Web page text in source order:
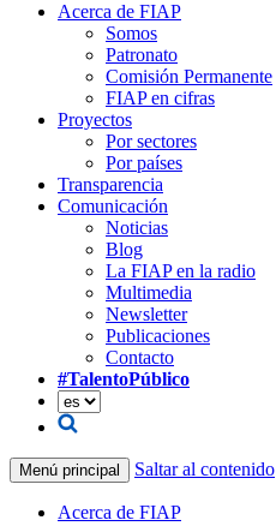
Acerca de FIAP
Somos
Patronato
Comisión Permanente
FIAP en cifras
Proyectos
Por sectores
Por países
Transparencia
Comunicación
Noticias
Blog
La FIAP en la radio
Multimedia
Newsletter
Publicaciones
Contacto
#TalentoPúblico
Menú principal Saltar al contenido
Acerca de FIAP